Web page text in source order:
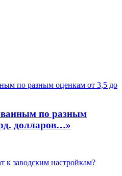
по разным
долларов…»